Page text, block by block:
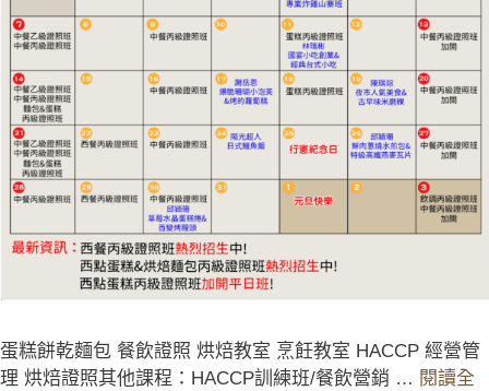
蛋糕餅乾麵包 餐飲證照 烘焙教室 烹飪教室 HACCP 經營管
理 烘焙證照其他課程：HACCP訓練班/餐飲營銷 … 閱讀全